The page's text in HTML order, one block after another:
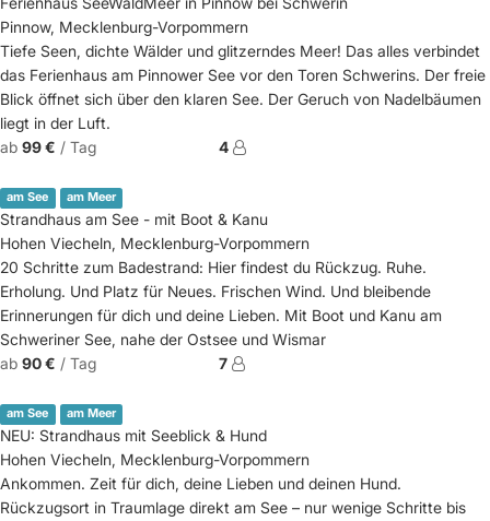
Pinnow, Mecklenburg-Vorpommern
Tiefe Seen, dichte Wälder und glitzerndes Meer! Das alles verbindet
das Ferienhaus am Pinnower See vor den Toren Schwerins. Der freie
Blick öffnet sich über den klaren See. Der Geruch von Nadelbäumen
liegt in der Luft.
ab 99 € / Tag 4
am See am Meer
Strandhaus am See - mit Boot & Kanu
Hohen Viecheln, Mecklenburg-Vorpommern
20 Schritte zum Badestrand: Hier findest du Rückzug. Ruhe.
Erholung. Und Platz für Neues. Frischen Wind. Und bleibende
Erinnerungen für dich und deine Lieben. Mit Boot und Kanu am
Schweriner See, nahe der Ostsee und Wismar
ab 90 € / Tag 7
am See am Meer
NEU: Strandhaus mit Seeblick & Hund
Hohen Viecheln, Mecklenburg-Vorpommern
Ankommen. Zeit für dich, deine Lieben und deinen Hund.
Rückzugsort in Traumlage direkt am See – nur wenige Schritte bis